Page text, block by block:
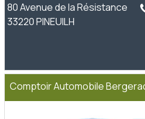
80 Avenue de la Résistance
33220 PINEUILH
Comptoir Automobile